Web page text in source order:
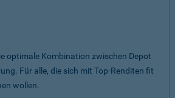
optimale Kombination zwischen Depot
Für alle, die sich mit Top-Renditen fit
wollen.